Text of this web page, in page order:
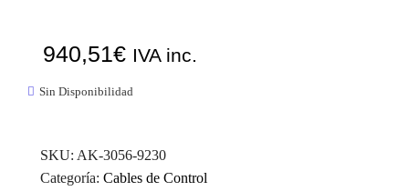
940,51€ IVA inc.
Sin Disponibilidad
SKU: AK-3056-9230
Categoría: Cables de Control